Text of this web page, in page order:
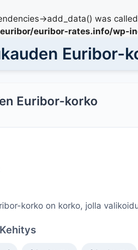
>add_data() was
euribor-rates.info/wp-
Euribor-
Euribor-korko
korko on korko, jolla